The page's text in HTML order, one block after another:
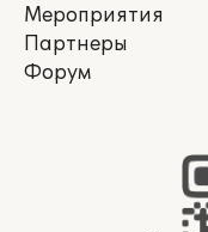
Мероприятия
Партнеры
Форум